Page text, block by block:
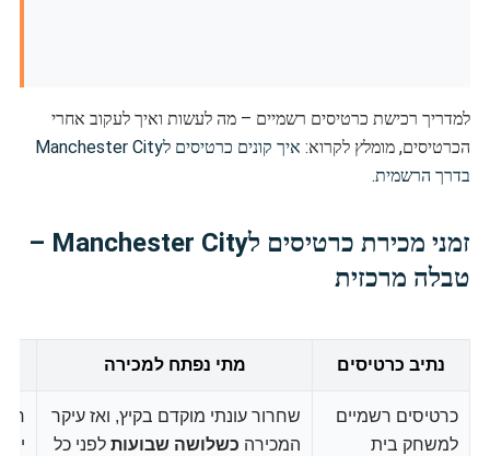
למדריך רכישת כרטיסים רשמיים – מה לעשות ואיך לעקוב אחרי
הכרטיסים, מומלץ לקרוא:
איך קונים כרטיסים לManchester City
בדרך הרשמית.
זמני מכירת כרטיסים לManchester City –
טבלה מרכזית
נתיב כרטיסים מתי נפתח למכירה
כרטיסים רשמיים
למשחק בית
שחרור עונתי מוקדם בקיץ, ואז עיקר
המכירה כשלושה שבועות לפני כל